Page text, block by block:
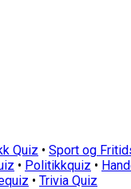
Quiz • Sport og
• Politikkquiz •
• Trivia Quiz